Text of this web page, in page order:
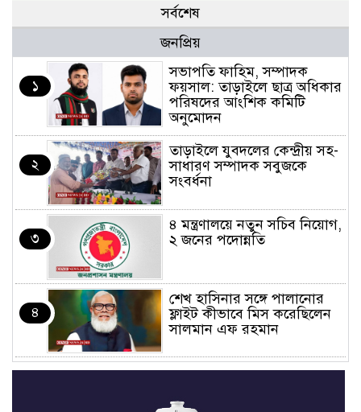
সর্বশেষ
জনপ্রিয়
১
সভাপতি ফাহিম, সম্পাদক
ফয়সাল: তাড়াইলে ছাত্র অধিকার
পরিষদের আংশিক কমিটি
অনুমোদন
২
তাড়াইলে যুবদলের কেন্দ্রীয় সহ-
সাধারণ সম্পাদক সবুজকে
সংবর্ধনা
৩
৪ মন্ত্রণালয়ে নতুন সচিব নিয়োগ,
২ জনের পদোন্নতি
৪
শেখ হাসিনার সঙ্গে পালানোর
ফ্লাইট কীভাবে মিস করেছিলেন
সালমান এফ রহমান
ভাত রান্নার সময় নরম হয়ে গেলে